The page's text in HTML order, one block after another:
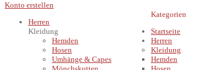
Konto erstellen
Herren
Kleidung
Hemden
Hosen
Umhänge & Capes
Kategorien
Startseite
Herren
Kleidung
Hemden